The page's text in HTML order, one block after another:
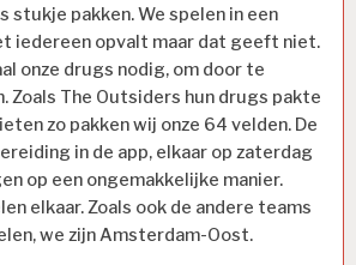
stukje pakken. We spelen in een
iedereen opvalt maar dat geeft niet.
onze drugs nodig, om door te
Zoals The Outsiders hun drugs pakte
zo pakken wij onze 64 velden. De
in de app, elkaar op zaterdag
op een ongemakkelijke manier.
elkaar. Zoals ook de andere teams
we zijn Amsterdam-Oost.